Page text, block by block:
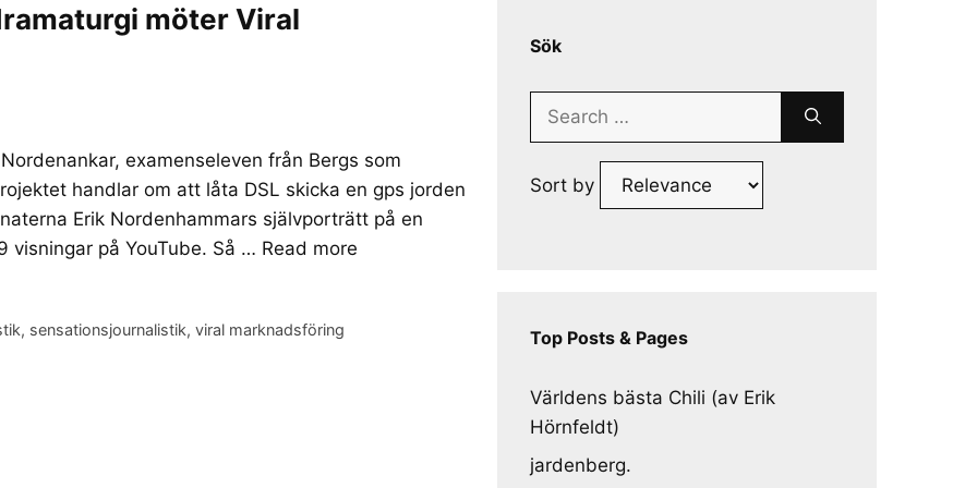
möter Viral
examenseleven från Bergs som
handlar om att låta DSL skicka en gps jorden
Erik Nordenhammars självporträtt på en
visningar på YouTube. Så … Read more
, sensationsjournalistik,viral marknadsföring
Sök
Search
Sort by
Top Posts & Pages
Världens bästa Chili (av Erik
Hörnfeldt)
jardenberg.